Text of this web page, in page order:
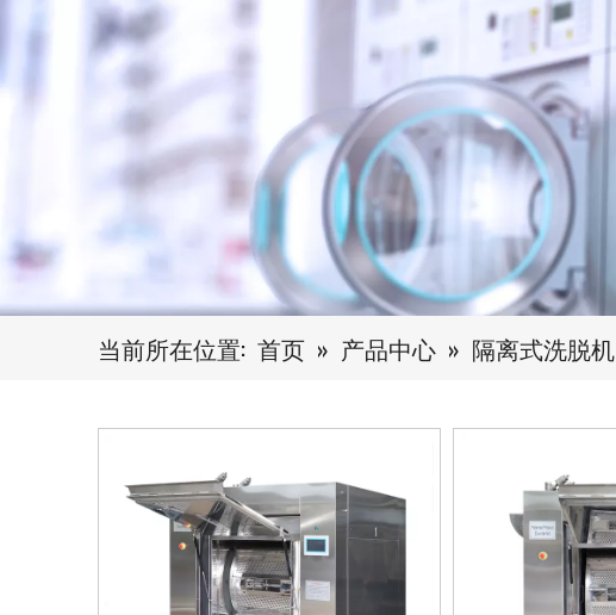
当前所在位置: 首页 » 产品中心 » 隔离式洗脱机